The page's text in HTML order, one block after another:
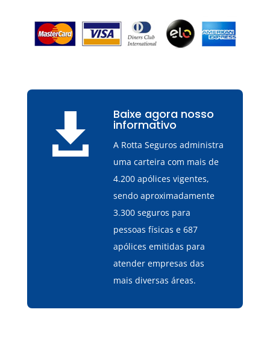
 Baixe agora nosso
informativo
A Rotta Seguros administra
uma carteira com mais de
4.200 apólices vigentes,
sendo aproximadamente
3.300 seguros para
pessoas físicas e 687
apólices emitidas para
atender empresas das
mais diversas áreas.